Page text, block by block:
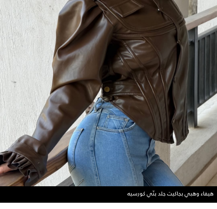
هيفاء وهبي بجاكيت جلد بنّي كورسيه